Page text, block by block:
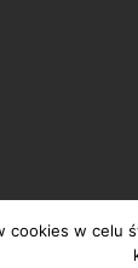
w celu